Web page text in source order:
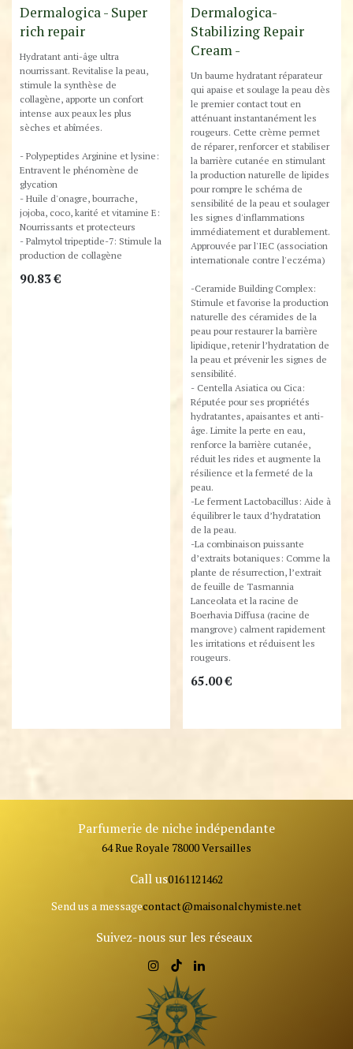
Dermalogica - Super
rich repair
Hydratant anti-âge ultra
nourrissant. Revitalise la peau,
stimule la synthèse de
collagène, apporte un confort
intense aux peaux les plus
sèches et abîmées.
- Polypeptides Arginine et lysine:
Entravent le phénomène de
glycation
- Huile d'onagre, bourrache,
jojoba, coco, karité et vitamine E:
Nourrissants et protecteurs
- Palmytol tripeptide-7: Stimule la
production de collagène
90.83€
Best-Seller !
Dermalogica-
Stabilizing Repair
Cream -
Un baume hydratant réparateur
qui apaise et soulage la peau dès
le premier contact tout en
atténuant instantanément les
rougeurs. Cette crème permet
de réparer, renforcer et stabiliser
la barrière cutanée en stimulant
la production naturelle de lipides
pour rompre le schéma de
sensibilité de la peau et soulager
les signes d'inflammations
immédiatement et durablement.
Approuvée par l'IEC (association
internationale contre l'eczéma)
-Ceramide Building Complex:
Stimule et favorise la production
naturelle des céramides de la
peau pour restaurer la barrière
lipidique, retenir l’hydratation de
la peau et prévenir les signes de
sensibilité.
- Centella Asiatica ou Cica:
Réputée pour ses propriétés
hydratantes, apaisantes et anti-
âge. Limite la perte en eau,
renforce la barrière cutanée,
réduit les rides et augmente la
résilience et la fermeté de la
peau.
-Le ferment Lactobacillus: Aide à
équilibrer le taux d’hydratation
de la peau.
-La combinaison puissante
d’extraits botaniques: Comme la
plante de résurrection, l’extrait
de feuille de Tasmannia
Lanceolata et la racine de
Boerhavia Diffusa (racine de
mangrove) calment rapidement
les irritations et réduisent les
rougeurs.
65.00€
Parfumerie de niche indépendante
64 Rue Royale 78000 Versailles
Call us0161121462
Send us a messagecontact@maisonalchymiste.net
Suivez-nous sur les réseaux